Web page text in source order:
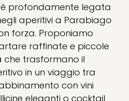
profondamente legata
aperitivi a Parabiago
forza. Proponiamo
raffinate e piccole
che trasformano il
in un viaggio tra
con vini
eleganti o cocktail